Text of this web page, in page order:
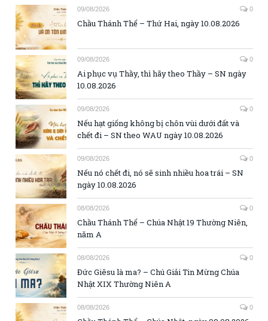
09/08/2026 0
Chầu Thánh Thể – Thứ Hai, ngày 10.08.2026
09/08/2026 0
Ai phục vụ Thầy, thì hãy theo Thầy – SN ngày
10.08.2026
09/08/2026 0
Nếu hạt giống không bị chôn vùi dưới đất và
chết đi – SN theo WAU ngày 10.08.2026
09/08/2026 0
Nếu nó chết đi, nó sẽ sinh nhiều hoa trái – SN
ngày 10.08.2026
08/08/2026 0
Chầu Thánh Thể – Chúa Nhật 19 Thường Niên,
năm A
08/08/2026 0
Đức Giêsu là ma? – Chú Giải Tin Mừng Chúa
Nhật XIX Thường Niên A
08/08/2026 0